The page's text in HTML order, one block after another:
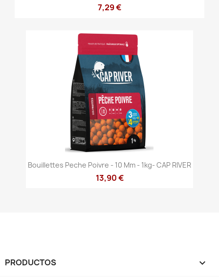
7,29 €
Bouillettes Peche Poivre - 10 Mm - 1kg- CAP RIVER
13,90 €
PRODUCTOS 